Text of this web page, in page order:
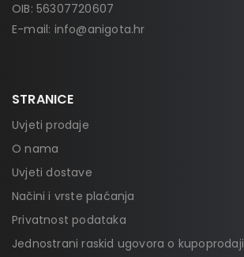
OIB: 56307720607
E-mail: info@anigota.hr
STRANICE
Uvjeti prodaje
O nama
Uvjeti dostave
Načini i vrste plaćanja
Privatnost podataka
Jednostrani raskid ugovora o kupoprodaji